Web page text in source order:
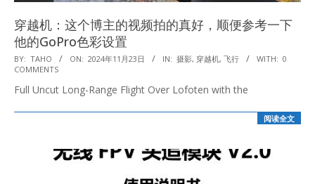
穿越机：这个博主的视频拍的真好，顺便参考一下
他的GoPro色彩设置
2024-
11-
23
BY: TAHO ON: 2024年11月23日 IN: 摄影, 穿越机, 飞行 WITH: 0
COMMENTS
Full Uncut Long-Range Flight Over Lofoten with the
阅读全文